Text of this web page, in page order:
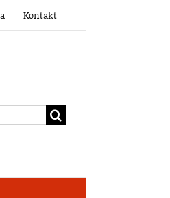
Kontakt